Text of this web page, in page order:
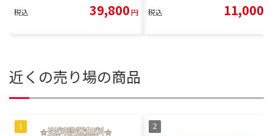
税込 39,800円 税込 11,000
近くの売り場の商品